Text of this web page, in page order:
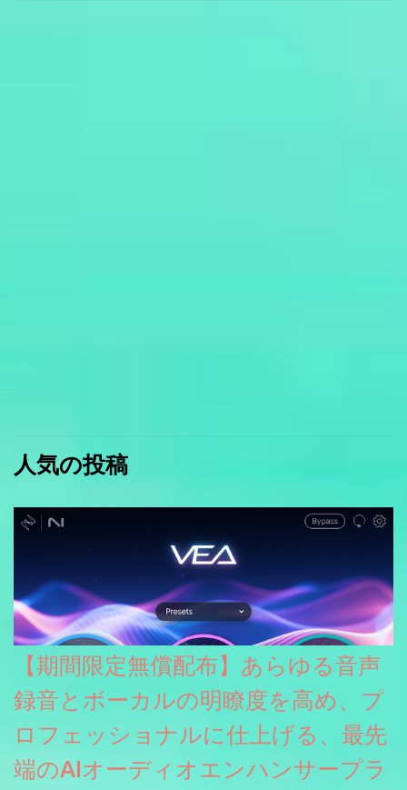
人気の投稿
【期間限定無償配布】あらゆる音声
録音とボーカルの明瞭度を高め、プ
ロフェッショナルに仕上げる、最先
端のAIオーディオエンハンサープラ